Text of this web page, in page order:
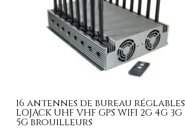
16 antennes de bureau réglables
LOJACK UHF VHF GPS WIFI 2G 4G 3G
5G brouilleurs